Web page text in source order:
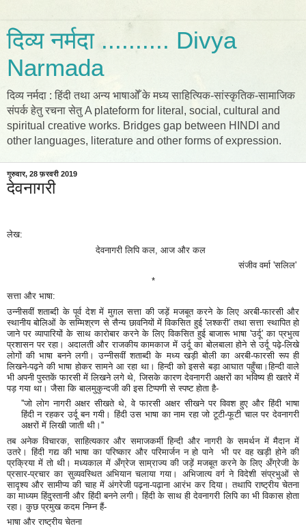
दिव्य नर्मदा .......... Divya
Narmada
दिव्य नर्मदा : हिंदी तथा अन्य भाषाओँ के मध्य साहित्यिक-सांस्कृतिक-सामाजिक
संपर्क हेतु रचना सेतु A plateform for literal, social, cultural and
spiritual creative works. Bridges gap between HINDI and
other languages, literature and other forms of expression.
गुरुवार, 28 फ़रवरी 2019
देवनागरी
लेख:
देवनागरी लिपि कल, आज और कल
संजीव वर्मा 'सलिल'
*
सत्ता और भाषा:
उन्नीसवीं शताब्दी के पूर्व देश में मुग़ल सत्ता की जड़ें मजबूत करने के लिए अरबी-फारसी और
स्थानीय बोलिओं के सम्मिश्रण से सैन्य छावनियों में विकसित हुई 'लश्करी' तथा सत्ता स्थापित हो
जाने पर व्यापारियों के साथ कारोबार करने के लिए विकसित हुई बाजारू भाषा 'उर्दू' का प्रभुत्व
प्रशासन पर रहा। अदालती और राजकीय कामकाज में उर्दू का बोलबाला होने से उर्दू पढ़े-लिखे
लोगों की भाषा बनने लगी। उन्नीसवीं शताब्दी के मध्य खड़ी बोली का अरबी-फारसी रूप ही
लिखने-पढ़ने की भाषा होकर सामने आ रहा था। हिन्दी को इससे बड़ा आघात पहुँचा।हिन्दी वाले
भी अपनी पुस्तकें फारसी में लिखने लगे थे, जिसके कारण देवनागरी अक्षरों का भविष्य ही खतरे में
पड़ गया था। जैसा कि बालमुकुन्दजी की इस टिप्पणी से स्पष्ट होता है-
''जो लोग नागरी अक्षर सीखते थे, वे फारसी अक्षर सीखने पर विवश हुए और हिंदी भाषा
हिंदी न रहकर उर्दू बन गयी। हिंदी उस भाषा का नाम रहा जो टूटी-फूटी चाल पर देवनागरी
अक्षरों में लिखी जाती थी।''
तब अनेक विचारक, साहित्यकार और समाजकर्मी हिन्दी और नागरी के समर्थन में मैदान में
उतरे। हिंदी गद्य की भाषा का परिष्कार और परिमार्जन न हो पाने भी पर वह खड़ी होने की
प्रक्रिया में तो थी। मध्यकाल में अँग्रेज साम्राज्य की जड़ें मजबूत करने के लिए अँग्रेजी के
प्रसार-प्रचार का सुव्यवस्थित अभियान चलाया गया। अभिजात्य वर्ग ने विदेशी संप्रभुओं से
सादृश्य और सामीप्य की चाह में अंगरेजी पढ़ना-पढ़ाना आरंभ कर दिया। तथापि राष्ट्रीय चेतना
का माध्यम हिंदुस्तानी और हिंदी बनने लगी। हिंदी के साथ ही देवनागरी लिपि का भी विकास होता
रहा। कुछ प्रमुख कदम निम्न हैं-
भाषा और राष्ट्रीय चेतना